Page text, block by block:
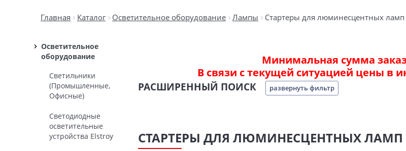
Главная Каталог Осветительное оборудование Лампы Стартеры для люминесцентных ламп
Осветительное
оборудование
Светильники
(Промышленные,
Офисные)
Светодиодные
осветительные
устройства Elstroy
Минимальная сумма
В связи с текущей ситуацией цены в
РАСШИРЕННЫЙ ПОИСК развернуть фильтр
СТАРТЕРЫ ДЛЯ ЛЮМИНЕСЦЕНТНЫХ ЛАМП